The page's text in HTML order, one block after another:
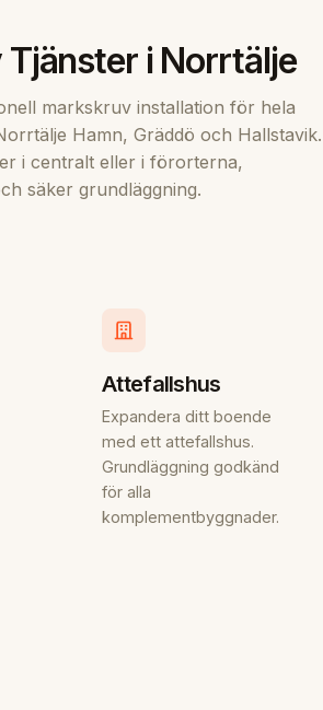
i Norrtälje
markskruv installation för hela
Hamn, Gräddö och Hallstavik.
i centralt eller i förorterna,
säker grundläggning.
Attefallshus
Expandera ditt boende
med ett attefallshus.
Grundläggning godkänd
för alla
komplementbyggnader.